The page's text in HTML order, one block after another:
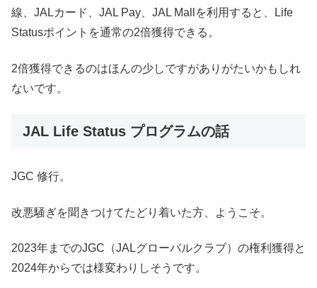
線、JALカード、JAL Pay、JAL Mallを利用すると、Life
Statusポイントを通常の2倍獲得できる。
2倍獲得できるのはほんの少しですがありがたいかもしれ
ないです。
JAL Life Status プログラムの話
JGC 修行。
改悪騒ぎを聞きつけてたどり着いた方、ようこそ。
2023年までのJGC（JALグローバルクラブ）の権利獲得と
2024年からでは様変わりしそうです。